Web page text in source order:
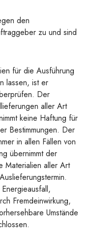
den
zu und sind
für die Ausführung
lassen, ist er
Der
aller Art
keine Haftung für
Bestimmungen. Der
in allen Fällen von
übernimmt der
Materialien aller Art
Fremdeinwirkung,
Umstände